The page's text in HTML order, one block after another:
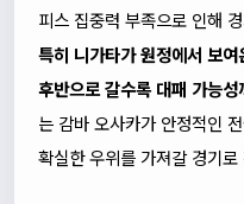
피스 집중력 부족으로 인해
특히 니가타가 원정에서 보
후반으로 갈수록 대패 가능
는 감바 오사카가 안정적인
확실한 우위를 가져갈 경기로